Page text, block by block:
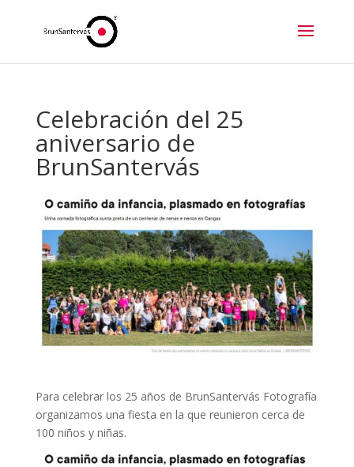
Celebración del 25
aniversario de
BrunSantervás
Para celebrar los 25 años de BrunSantervás Fotografía
organizamos una fiesta en la que reunieron cerca de
100 niños y niñas.